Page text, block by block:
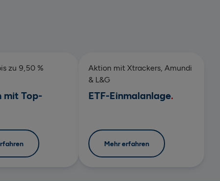
zu 9,50 %
mit Top-
Aktion mit Xtrackers, Amundi
& L&G
ETF-Einmalanlage
Mehr erfahren